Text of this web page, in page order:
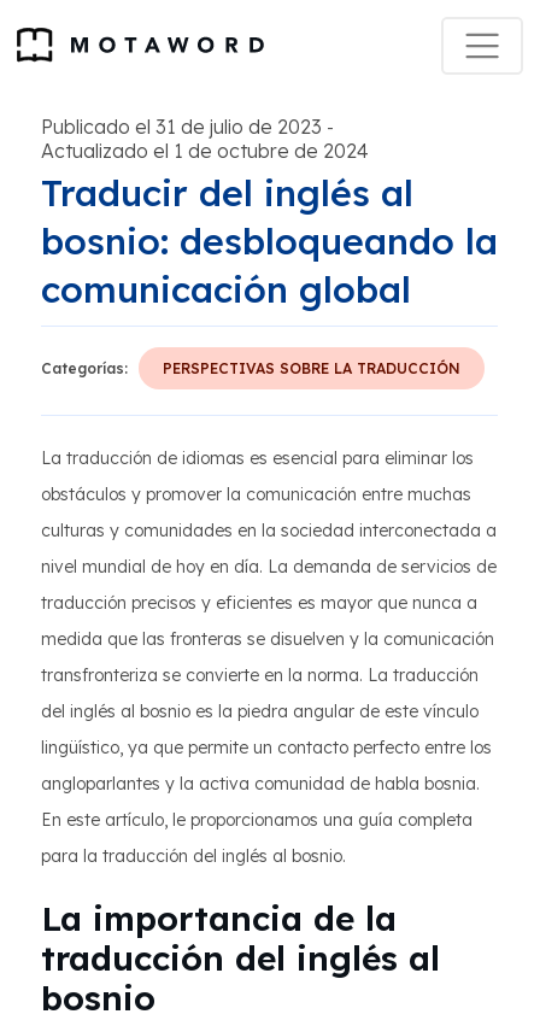
Publicado el 31 de julio de 2023 -
Actualizado el 1 de octubre de 2024
Traducir del inglés al
bosnio: desbloqueando la
comunicación global
Categorías: PERSPECTIVAS SOBRE LA TRADUCCIÓN
La traducción de idiomas es esencial para eliminar los
obstáculos y promover la comunicación entre muchas
culturas y comunidades en la sociedad interconectada a
nivel mundial de hoy en día. La demanda de servicios de
traducción precisos y eficientes es mayor que nunca a
medida que las fronteras se disuelven y la comunicación
transfronteriza se convierte en la norma. La traducción
del inglés al bosnio es la piedra angular de este vínculo
lingüístico, ya que permite un contacto perfecto entre los
angloparlantes y la activa comunidad de habla bosnia.
En este artículo, le proporcionamos una guía completa
para la traducción del inglés al bosnio.
La importancia de la
traducción del inglés al
bosnio